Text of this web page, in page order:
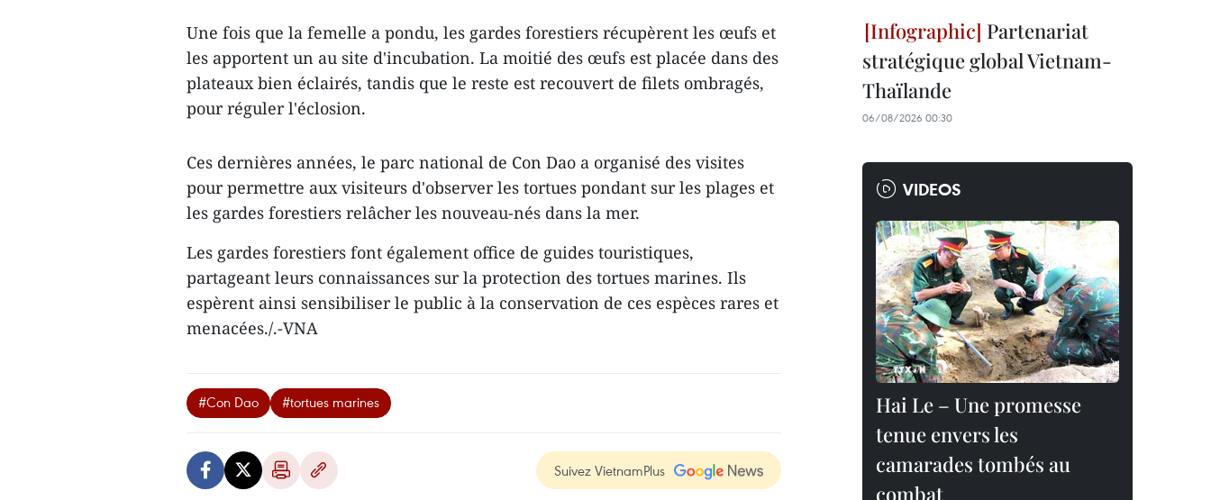
Une fois que la femelle a pondu, les gardes forestiers récupèrent les œufs et
les apportent un au site d'incubation. La moitié des œufs est placée dans des
plateaux bien éclairés, tandis que le reste est recouvert de filets ombragés,
pour réguler l'éclosion.
Ces dernières années, le parc national de Con Dao a organisé des visites
pour permettre aux visiteurs d'observer les tortues pondant sur les plages et
les gardes forestiers relâcher les nouveau-nés dans la mer.
Les gardes forestiers font également office de guides touristiques,
partageant leurs connaissances sur la protection des tortues marines. Ils
espèrent ainsi sensibiliser le public à la conservation de ces espèces rares et
menacées./.-VNA
#Con Dao #tortues marines
Suivez VietnamPlus
Partenariat
stratégique global Vietnam-
Thaïlande
06/08/2026 00:30
VIDEOS
Hai Le – Une promesse
tenue envers les
camarades tombés au
combat